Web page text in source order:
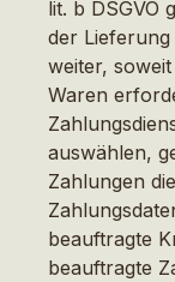
lit. b DSGVO
der
weiter,
Waren
auswählen,
Zahlungen
beauftragte
beauftragte